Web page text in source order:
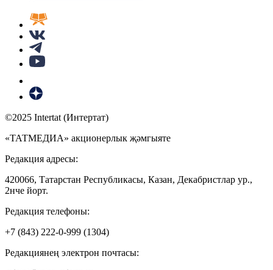
©2025 Intertat (Интертат)
«ТАТМЕДИА» акционерлык җәмгыяте
Редакция адресы:
420066, Татарстан Республикасы, Казан, Декабристлар ур.,
2нче йорт.
Редакция телефоны:
+7 (843) 222-0-999 (1304)
Редакциянең электрон почтасы: